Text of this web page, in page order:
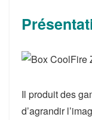
Il produit des
d’agrandir